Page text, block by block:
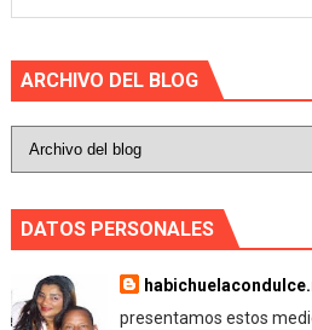
ARCHIVO DEL BLOG
DATOS PERSONALES
presentamos estos